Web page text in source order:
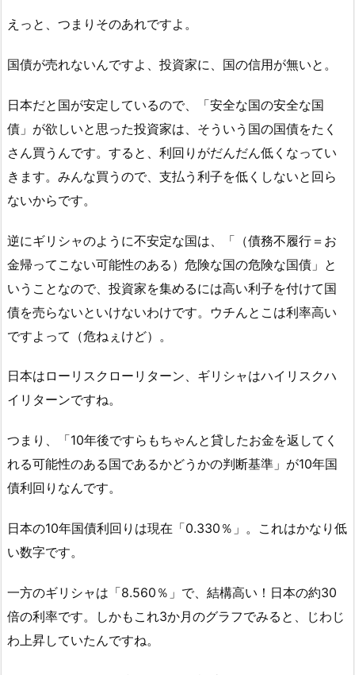
えっと、つまりそのあれですよ。
国債が売れないんですよ、投資家に、国の信用が無いと。
日本だと国が安定しているので、「安全な国の安全な国
債」が欲しいと思った投資家は、そういう国の国債をたく
さん買うんです。すると、利回りがだんだん低くなってい
きます。みんな買うので、支払う利子を低くしないと回ら
ないからです。
逆にギリシャのように不安定な国は、「（債務不履行＝お
金帰ってこない可能性のある）危険な国の危険な国債」と
いうことなので、投資家を集めるには高い利子を付けて国
債を売らないといけないわけです。ウチんとこは利率高い
ですよって（危ねぇけど）。
日本はローリスクローリターン、ギリシャはハイリスクハ
イリターンですね。
つまり、「10年後ですらもちゃんと貸したお金を返してく
れる可能性のある国であるかどうかの判断基準」が10年国
債利回りなんです。
日本の10年国債利回りは現在「0.330％」。これはかなり低
い数字です。
一方のギリシャは「8.560％」で、結構高い！日本の約30
倍の利率です。しかもこれ3か月のグラフでみると、じわじ
わ上昇していたんですね。